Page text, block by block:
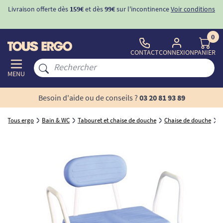
Livraison offerte dès 159€et dès99€sur l'incontinenceVoir conditions
MENU
CONTACTCONNEXION
0
PANIER
Besoin d'aide ou de conseils ? 03 20 81 93 89
Tous ergo Bain & WC Tabouret et chaise de douche Chaise de douche